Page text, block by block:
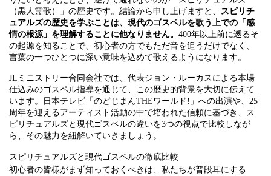
（黒人霊歌）」の歴史です。結論から申し上げますと、 スピリチ
ュアルズの歴史を学ぶことは、現代のゴスペルを歌う上での「感
情の根源」を理解することに他なりません。 400年以上前に遡るそ
の起源を知ることで、初心者の方でもただ音を追うだけでなく、
言葉の一つひとつに深い意味を込めて歌えるようになります。
JLミニストリー合同会社では、代表ジョン・ルーカスによる本場
仕込みのゴスペル指導を通じて、この歴史的背景を大切に伝えて
います。日本テレビ「のどじまんTHEワールド!」への出演や、25
周年を迎えるアーティスト活動の中で培われた信頼に基づき、ス
ピリチュアルズと現代ゴスペルの違いを3つの視点で比較しなが
ら、その魅力を紐解いていきましょう。
スピリチュアルズと現代ゴスペルの徹底比較
初心者の皆様がまず知っておくべきは、私たちが普段耳にする